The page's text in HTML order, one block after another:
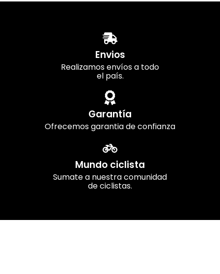
Envios
Realizamos envíos a todo
el país.
Garantía
Ofrecemos garantia de confianza
Mundo ciclista
Sumate a nuestra comunidad
de ciclistas.